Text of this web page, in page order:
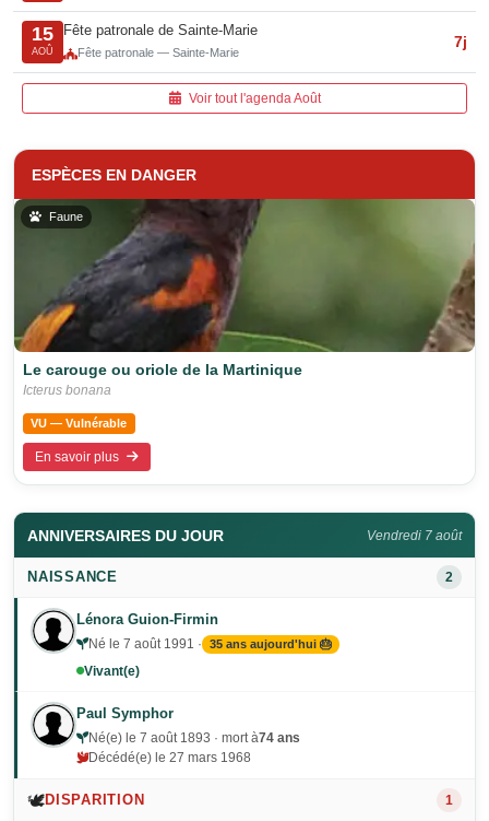
15
AOÛ
Fête patronale de Sainte-Marie
Fête patronale — Sainte-Marie
7j
Voir tout l'agenda Août
ESPÈCES EN DANGER
Faune
Le carouge ou oriole de la Martinique
Icterus bonana
VU — Vulnérable
En savoir plus
ANNIVERSAIRES DU JOUR Vendredi 7 août
NAISSANCE 2
Lénora Guion-Firmin
Né le 7 août 1991 · 35 ans aujourd'hui 🎂
Vivant(e)
Paul Symphor
Né(e) le 7 août 1893 · mort à74 ans
Décédé(e) le 27 mars 1968
🕊️DISPARITION 1